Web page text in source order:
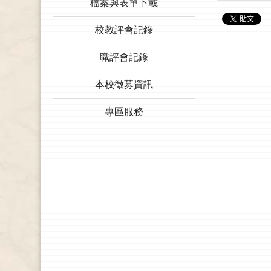
檔案與表單下載
校教評會記錄
職評會記錄
本校徵募資訊
專區服務